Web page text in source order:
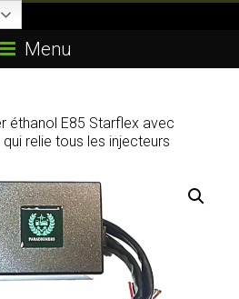
Menu
éthanol E85 Starflex avec
relie tous les injecteurs